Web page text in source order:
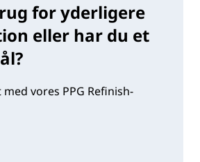
for yderligere
eller har du et
vores PPG Refinish-